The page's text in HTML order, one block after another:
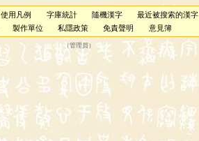
使用凡例 字庫統計 隨機漢字
最近被搜索的漢字
製作單位 私隱政策 免責聲明 意見簿
（管理員 ）